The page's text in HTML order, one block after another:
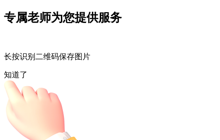
专属老师为您提供服务
长按识别二维码保存图片
知道了